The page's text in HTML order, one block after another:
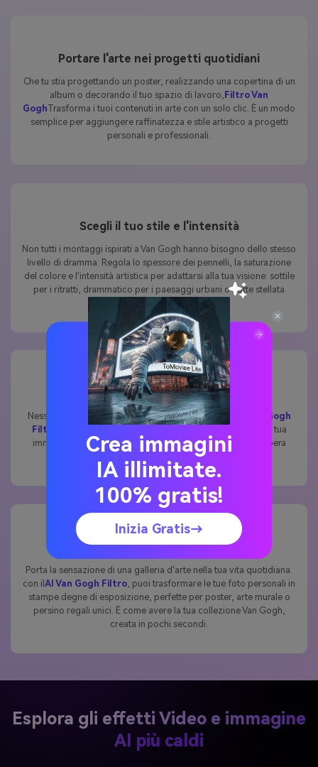
Portare l'arte nei progetti quotidiani
Che tu stia progettando un poster, realizzando una copertina di un
album o decorando il tuo spazio di lavoro, Filtro Van
GoghTrasforma i tuoi contenuti in arte con un solo clic. È un modo
semplice per aggiungere raffinatezza e stile artistico a progetti
personali e professionali.
Scegli il tuo stile e l'intensità
Non tutti i montaggi ispirati a Van Gogh hanno bisogno dello stesso
livello di dramma. Regola lo spessore dei pennelli, la saturazione
del colore e l'intensità artistica per adattarsi alla tua visione: sottile
per i ritratti, drammatico per i paesaggi urbani o notte stellata
completa per esperimenti creativi.
Veloce, facile e Online al 100%
Nessun download, nessun strumento complicato. Il
AI Van Gogh
Filtro
Funziona immediatamente nel tuo browser. Carica la tua
immagine, seleziona l'effetto e in pochi secondi avrai un'opera
d'arte ispirata a Van Gogh pronta per essere condivisa.
Godetevi arte di qualità museale a casa
Porta la sensazione di una galleria d'arte nella tua vita quotidiana.
con il AI Van Gogh Filtro , puoi trasformare le tue foto personali in
stampe degne di esposizione, perfette per poster, arte murale o
persino regali unici. È come avere la tua collezione Van Gogh,
creata in pochi secondi.
Esplora gli effetti Video e immagine
AI più caldi
Crea immagini
IA illimitate.
100% gratis!
Inizia Gratis→